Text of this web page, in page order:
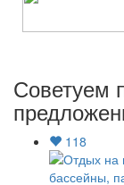
Советуем
118